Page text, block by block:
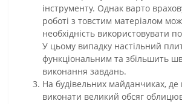
інструменту. Однак варто
роботі з товстим матеріалом
необхідність використовувати
У цьому випадку настільний
функціональним та збільшить
виконання завдань.
На будівельних майданчиках, де
виконати великий обсяг